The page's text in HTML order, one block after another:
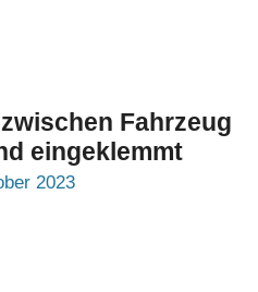
Fahrzeug
eingeklemmt
2023